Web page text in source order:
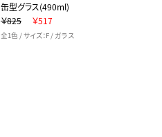
缶型グラス(490ml)
￥825
￥517
全1色 / サイズ：F / ガラス